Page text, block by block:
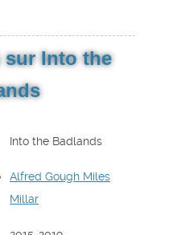
Into the
Into the Badlands
Alfred Gough Miles
Millar